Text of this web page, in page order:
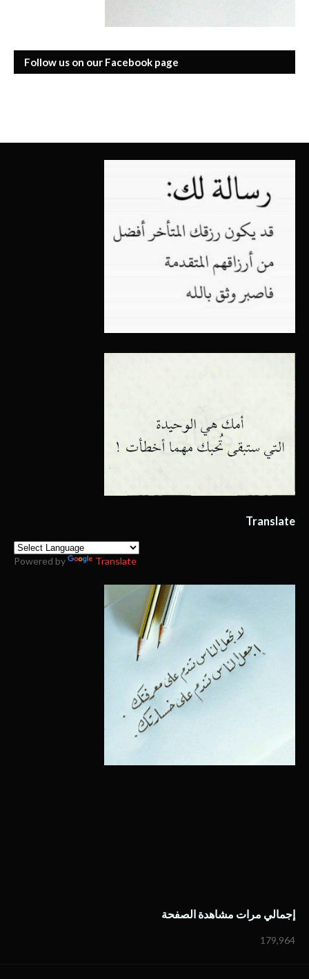
Follow us on our Facebook page
Translate
Powered by Translate
إجمالي مرات مشاهدة الصفحة
179,964